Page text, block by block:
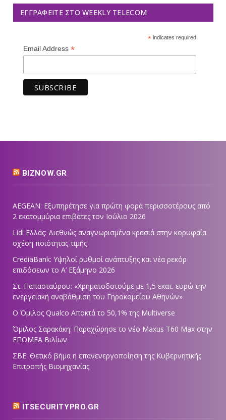
ΕΓΓΡΑΦΕΊΤΕ ΣΤΟ WEEKLY TELECOM
*indicates required
Email Address *
BIZNOW.GR
AEGEAN: Εξυπηρέτησε για πρώτη φορά περισσοτέρους από
2 εκατομμύρια επιβάτες τον Ιούλιο 2026
Lidl Ελλάς: Διεθνώς αναγνωρισμένα κρασιά στην κορυφαία
σχέση ποιότητας-τιμής
CrediaBank: Υψηλοί ρυθμοί ανάπτυξης και νέα ρεκόρ
επιδόσεων το Α’ Εξάμηνο 2026
Στ. Παπασταύρου: «Χρηματοδοτούμε με 1,5 εκατ. ευρώ την
ενεργειακή αναβάθμιση του Γηροκομείου Αθηνών»
Ο Όμιλος Qualco Αποκτά το 50,1% της Multiverse
Όμιλος Σαρακάκη: Παραχώρησε το νέο Maxus T60 Max στην
ΕΠΟΜΕΑ Βιλίων
ΣΒΕ: Θετικό βήμα η επανενεργοποίηση της Κυβερνητικής
Επιτροπής Βιομηχανίας
ITSECURITYPRO.GR